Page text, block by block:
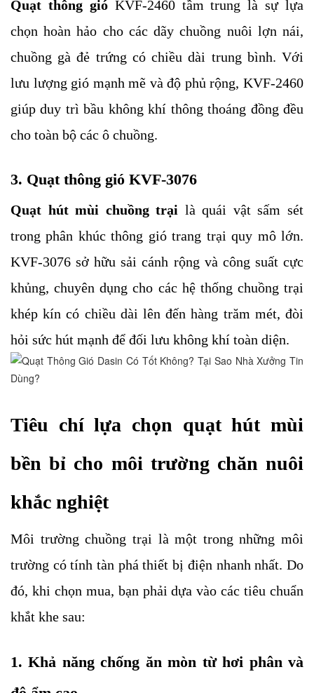
Quạt thông gió KVF-2460 tầm trung là sự lựa
chọn hoàn hảo cho các dãy chuồng nuôi lợn nái,
chuồng gà đẻ trứng có chiều dài trung bình. Với
lưu lượng gió mạnh mẽ và độ phủ rộng, KVF-2460
giúp duy trì bầu không khí thông thoáng đồng đều
cho toàn bộ các ô chuồng.
3. Quạt thông gió KVF-3076
Quạt hút mùi chuồng trại là quái vật sấm sét
trong phân khúc thông gió trang trại quy mô lớn.
KVF-3076 sở hữu sải cánh rộng và công suất cực
khủng, chuyên dụng cho các hệ thống chuồng trại
khép kín có chiều dài lên đến hàng trăm mét, đòi
hỏi sức hút mạnh để đối lưu không khí toàn diện.
Tiêu chí lựa chọn quạt hút mùi
bền bỉ cho môi trường chăn nuôi
khắc nghiệt
Môi trường chuồng trại là một trong những môi
trường có tính tàn phá thiết bị điện nhanh nhất. Do
đó, khi chọn mua, bạn phải dựa vào các tiêu chuẩn
khắt khe sau:
1. Khả năng chống ăn mòn từ hơi phân và